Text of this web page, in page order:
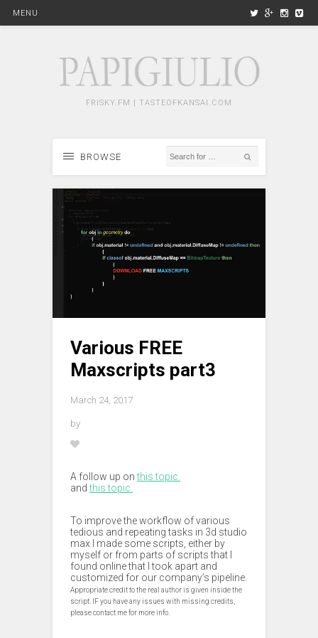
MENU
FRISKY.FM | TASTEOFKANSAI.COM
BROWSE
Various FREE
Maxscripts part3
March 24, 2017
by
A follow up onthis topic.
andthis topic.
To improve the workflow of various
tedious and repeating tasks in 3d studio
max I made some scripts, either by
myself or from parts of scripts that I
found online that I took apart and
customized for our company’s pipeline.
Appropriate credit to the real author is given inside the
script. IF you have any issues with missing credits,
please contact me for more info.